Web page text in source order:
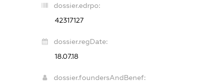
dossier.edrpo:
42317127
dossier.regDate:
18.07.18
dossier.foundersAndBenef: